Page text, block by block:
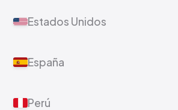
Estados Unidos
España
Perú